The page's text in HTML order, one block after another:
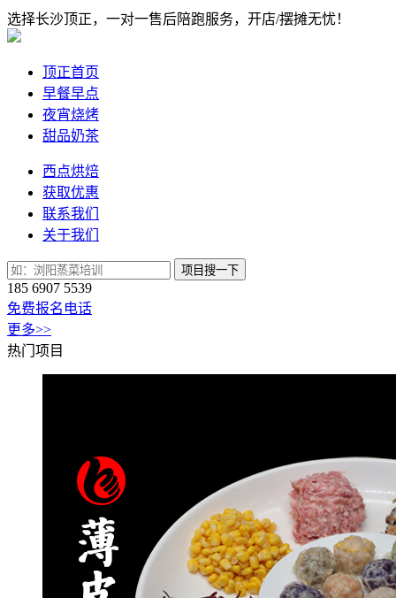
选择长沙顶正，一对一售后陪跑服务，开店/摆摊无忧！
顶正首页
早餐早点
夜宵烧烤
甜品奶茶
西点烘焙
获取优惠
联系我们
关于我们
项目搜一下
185 6907 5539
免费报名电话
更多>>
热门项目